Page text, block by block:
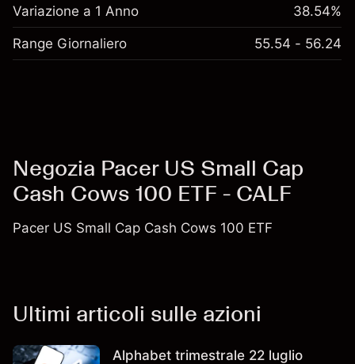
Variazione a 1 Anno 38.54%
Range Giornaliero 55.54 - 56.24
Negozia Pacer US Small Cap
Cash Cows 100 ETF - CALF
Pacer US Small Cap Cash Cows 100 ETF
Ultimi articoli sulle azioni
Alphabet trimestrale 22 luglio